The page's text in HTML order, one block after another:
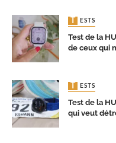
TESTS
Test de la
de ceux qui
TESTS
Test de la
qui veut